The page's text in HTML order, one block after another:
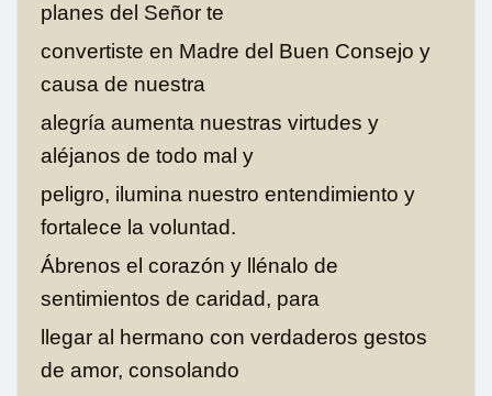
planes del Señor te
convertiste en Madre del Buen Consejo y
causa de nuestra
alegría aumenta nuestras virtudes y
aléjanos de todo mal y
peligro, ilumina nuestro entendimiento y
fortalece la voluntad.
Ábrenos el corazón y llénalo de
sentimientos de caridad, para
llegar al hermano con verdaderos gestos
de amor, consolando